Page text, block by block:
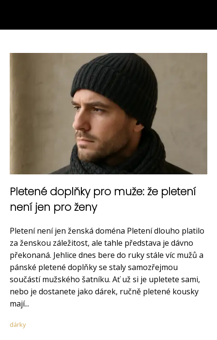
Pletené doplňky pro muže: že pletení
není jen pro ženy
Pletení není jen ženská doména Pletení dlouho platilo
za ženskou záležitost, ale tahle představa je dávno
překonaná. Jehlice dnes bere do ruky stále víc mužů a
pánské pletené doplňky se staly samozřejmou
součástí mužského šatníku. Ať už si je upletete sami,
nebo je dostanete jako dárek, ručně pletené kousky
mají...
dárky